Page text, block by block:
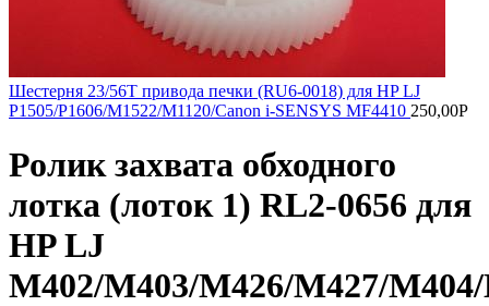
Шестерня 23/56T привода печки (RU6-0018) для HP LJ
P1505/P1606/M1522/M1120/Canon i-SENSYS MF4410 250,00Р
Ролик захвата обходного
лотка (лоток 1) RL2-0656 для
HP LJ
M402/M403/M426/M427/